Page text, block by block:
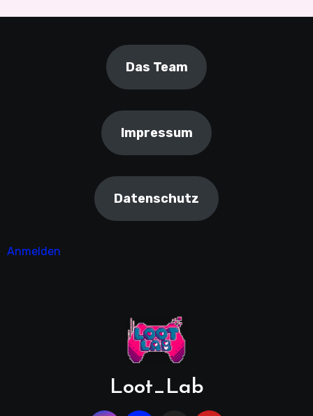
Das Team
Impressum
Datenschutz
Anmelden
Loot_Lab